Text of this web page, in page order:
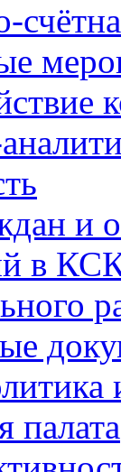
и
в
палата